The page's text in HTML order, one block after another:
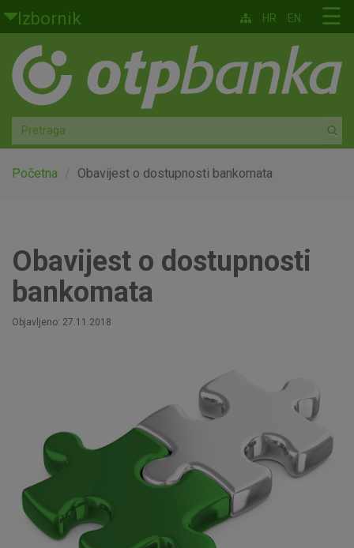
Skoči na glavni sadržaj
Izbornik
Građani
Privatno bankarstvo
Agro
Mala poduzeća i obrtnici
Globalna tržišta
Faktoring
O nama
☰
HR EN
Početna Obavijest o dostupnosti bankomata
Obavijest o dostupnosti
bankomata
Objavljeno: 27.11.2018